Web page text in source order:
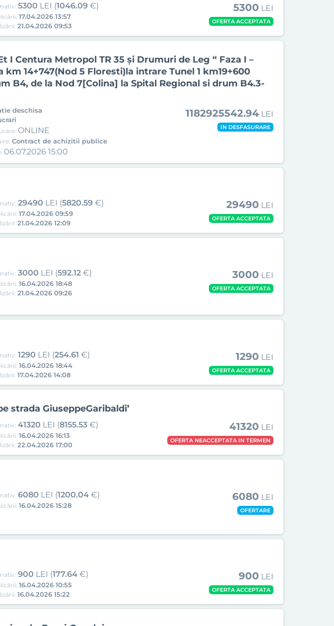
5300 LEI (1046.09 €)
17.04.2026 13:57
21.04.2026 09:53
5300 LEI
OFERTA ACCEPTATA
I Centura Metropol TR 35 și Drumuri de Leg “ Faza I –
14+747(Nod 5 Floresti)la intrare Tunel 1 km19+600
B4, de la Nod 7[Colina] la Spital Regional si drum B4.3-
deschisa
ONLINE
Contract de achizitii publice
06.07.2026 15:00
1182925542.94 LEI
IN DESFASURARE
29490 LEI (5820.59 €)
17.04.2026 09:59
21.04.2026 12:09
29490 LEI
OFERTA ACCEPTATA
3000 LEI (592.12 €)
16.04.2026 18:48
21.04.2026 09:26
3000 LEI
OFERTA ACCEPTATA
1290 LEI (254.61 €)
16.04.2026 18:44
17.04.2026 14:08
1290 LEI
OFERTA ACCEPTATA
strada GiuseppeGaribaldi’
41320 LEI (8155.53 €)
16.04.2026 16:13
22.04.2026 17:00
41320 LEI
OFERTA NEACCEPTATA IN TERMEN
6080 LEI (1200.04 €)
16.04.2026 15:28
6080 LEI
OFERTARE
900 LEI (177.64 €)
16.04.2026 10:55
16.04.2026 15:22
900 LEI
OFERTA ACCEPTATA